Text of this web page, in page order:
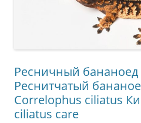
Ресничный
Реснитчатый
Correlophus ciliatus
ciliatus care